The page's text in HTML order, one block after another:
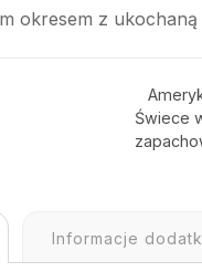
okresem z ukochaną
Świece
Informacje